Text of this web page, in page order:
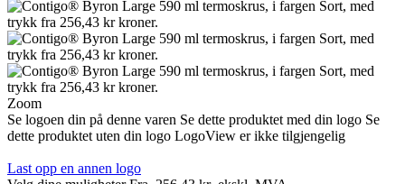
Zoom
Se logoen din på denne varen Se dette produktet med din logo Se
dette produktet uten din logo LogoView er ikke tilgjengelig
Last opp en annen logo